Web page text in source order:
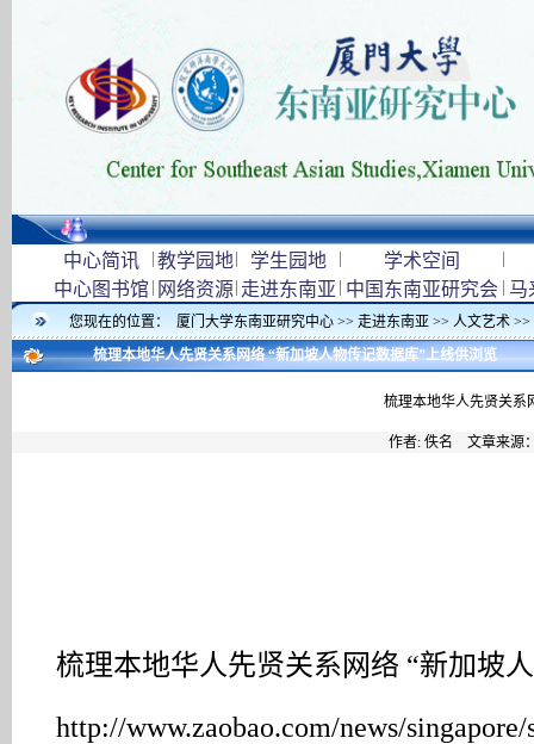
中心简讯 |教学园地| 学生园地 | 学术空间 |
中心图书馆 | 网络资源| 走进东南亚 | 中国东南亚研究会 | 马
您现在的位置： 厦门大学东南亚研究中心 >> 走进东南亚 >> 人文艺术 >>
梳理本地华人先贤关系网络 “新加坡人物传记数据库”上线供浏览
梳理本地华人先贤关系
作者: 佚名 文章来源
梳理本地华人先贤关系网络 “新加坡
http://www.zaobao.com/news/